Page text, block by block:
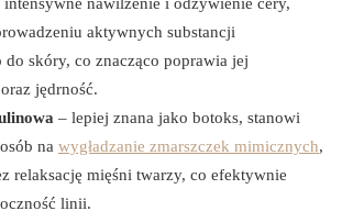
aktywnych substancji
do skóry, co znacząco poprawia jej
jędrność.
– lepiej znana jako botoks, stanowi
na wygładzanie zmarszczek mimicznych,
relaksację mięśni twarzy, co efektywnie
linii.